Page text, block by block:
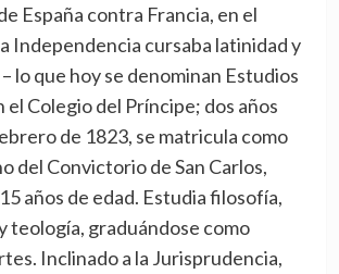
España contra Francia, en el
Independencia cursaba latinidad y
lo que hoy se denominan Estudios
el Colegio del Príncipe; dos años
de 1823, se matricula como
del Convictorio de San Carlos,
años de edad. Estudia filosofía,
teología, graduándose como
Inclinado a la Jurisprudencia,